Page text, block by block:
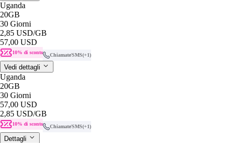
Uganda
20GB
30 Giorni
2,85 USD/GB
57,00 USD
10% di sconto Chiamate/SMS(+1)
Vedi dettagli
Uganda
20GB
30 Giorni
57,00 USD
2,85 USD/GB
10% di sconto Chiamate/SMS(+1)
Dettagli